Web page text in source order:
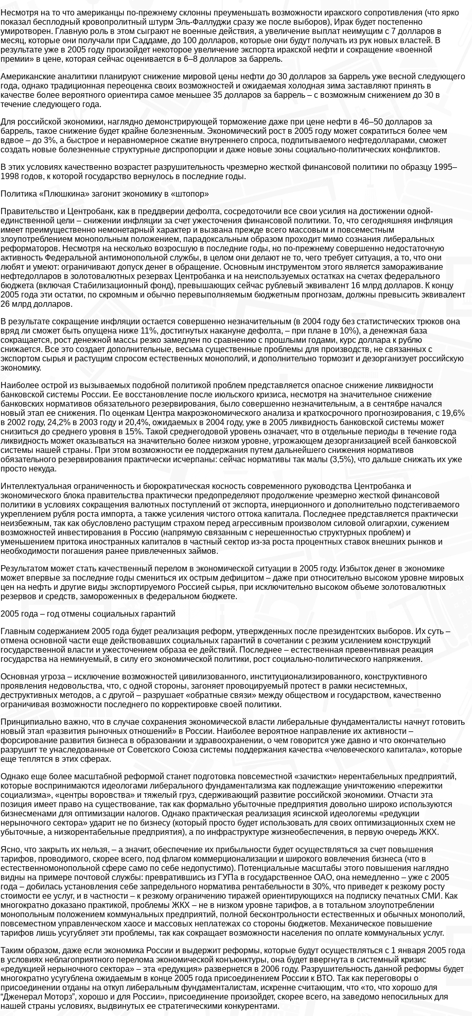
Несмотря на то что американцы по-прежнему склонны преуменьшать возможности иракского сопротивления (что ярко
показал бесплодный кровопролитный штурм Эль-Фаллуджи сразу же после выборов), Ирак будет постепенно
умиротворен. Главную роль в этом сыграют не военные действия, а увеличение выплат неимущим с 7 долларов в
месяц, которые они получали при Саддаме, до 100 долларов, которые они будут получать из рук новых властей. В
результате уже в 2005 году произойдет некоторое увеличение экспорта иракской нефти и сокращение «военной
премии» в цене, которая сейчас оценивается в 6–8 долларов за баррель.
Американские аналитики планируют снижение мировой цены нефти до 30 долларов за баррель уже весной следующего
года, однако традиционная переоценка своих возможностей и ожидаемая холодная зима заставляют принять в
качестве более вероятного ориентира самое меньшее 35 долларов за баррель – с возможным снижением до 30 в
течение следующего года.
Для российской экономики, наглядно демонстрирующей торможение даже при цене нефти в 46–50 долларов за
баррель, такое снижение будет крайне болезненным. Экономический рост в 2005 году может сократиться более чем
вдвое – до 3%, а быстрое и неравномерное сжатие внутреннего спроса, подпитываемого нефтедолларами, сможет
создать новые болезненные структурные диспропорции и даже новые зоны социально-политических конфликтов.
В этих условиях качественно возрастет разрушительность чрезмерно жесткой финансовой политики по образцу 1995–
1998 годов, к которой государство вернулось в последние годы.
Политика «Плюшкина» загонит экономику в «штопор»
Правительство и Центробанк, как в преддверии дефолта, сосредоточили все свои усилия на достижении одной-
единственной цели – снижении инфляции за счет ужесточения финансовой политики. То, что сегодняшняя инфляция
имеет преимущественно немонетарный характер и вызвана прежде всего массовым и повсеместным
злоупотреблением монопольным положением, парадоксальным образом проходит мимо сознания либеральных
реформаторов. Несмотря на несколько возросшую в последние годы, но по-прежнему совершенно недостаточную
активность Федеральной антимонопольной службы, в целом они делают не то, чего требует ситуация, а то, что они
любят и умеют: ограничивают допуск денег в обращение. Основным инструментом этого является замораживание
нефтедолларов в золотовалютных резервах Центробанка и на неиспользуемых остатках на счетах федерального
бюджета (включая Стабилизационный фонд), превышающих сейчас рублевый эквивалент 16 млрд долларов. К концу
2005 года эти остатки, по скромным и обычно перевыполняемым бюджетным прогнозам, должны превысить эквивалент
26 млрд долларов.
В результате сокращение инфляции остается совершенно незначительным (в 2004 году без статистических трюков она
вряд ли сможет быть опущена ниже 11%, достигнутых накануне дефолта, – при плане в 10%), а денежная база
сокращается, рост денежной массы резко замедлен по сравнению с прошлыми годами, курс доллара к рублю
снижается. Все это создает дополнительные, весьма существенные проблемы для производств, не связанных с
экспортом сырья и растущим спросом естественных монополий, и дополнительно тормозит и дезорганизует российскую
экономику.
Наиболее острой из вызываемых подобной политикой проблем представляется опасное снижение ликвидности
банковской системы России. Ее восстановление после июльского кризиса, несмотря на значительное снижение
банковских нормативов обязательного резервирования, было совершенно незначительным, а в сентябре начался
новый этап ее снижения. По оценкам Центра макроэкономического анализа и краткосрочного прогнозирования, с 19,6%
в 2002 году, 24,2% в 2003 году и 20,4%, ожидаемых в 2004 году, уже в 2005 ликвидность банковской системы может
снизиться до среднего уровня в 15%. Такой среднегодовой уровень означает, что в отдельные периоды в течение года
ликвидность может оказываться на значительно более низком уровне, угрожающем дезорганизацией всей банковской
системы нашей страны. При этом возможности ее поддержания путем дальнейшего снижения нормативов
обязательного резервирования практически исчерпаны: сейчас нормативы так малы (3,5%), что дальше снижать их уже
просто некуда.
Интеллектуальная ограниченность и бюрократическая косность современного руководства Центробанка и
экономического блока правительства практически предопределяют продолжение чрезмерно жесткой финансовой
политики в условиях сокращения валютных поступлений от экспорта, инерционного и дополнительно подстегиваемого
укреплением рубля роста импорта, а также усиления чистого оттока капитала. Последнее представляется практически
неизбежным, так как обусловлено растущим страхом перед агрессивным произволом силовой олигархии, сужением
возможностей инвестирования в Россию (напрямую связанным с нерешенностью структурных проблем) и
уменьшением притока иностранных капиталов в частный сектор из-за роста процентных ставок внешних рынков и
необходимости погашения ранее привлеченных займов.
Результатом может стать качественный перелом в экономической ситуации в 2005 году. Избыток денег в экономике
может впервые за последние годы смениться их острым дефицитом – даже при относительно высоком уровне мировых
цен на нефть и другие виды экспортируемого Россией сырья, при исключительно высоком объеме золотовалютных
резервов и средств, замороженных в федеральном бюджете.
2005 года – год отмены социальных гарантий
Главным содержанием 2005 года будет реализация реформ, утвержденных после президентских выборов. Их суть –
отмена основной части еще действовавших социальных гарантий в сочетании с резким усилением конструкций
государственной власти и ужесточением образа ее действий. Последнее – естественная превентивная реакция
государства на неминуемый, в силу его экономической политики, рост социально-политического напряжения.
Основная угроза – исключение возможностей цивилизованного, институционализированного, конструктивного
проявления недовольства, что, с одной стороны, загоняет провоцируемый протест в рамки несистемных,
деструктивных методов, а с другой – разрушает «обратные связи» между обществом и государством, качественно
ограничивая возможности последнего по корректировке своей политики.
Принципиально важно, что в случае сохранения экономической власти либеральные фундаменталисты начнут готовить
новый этап «развития рыночных отношений» в России. Наиболее вероятное направление их активности –
форсирование развития бизнеса в образовании и здравоохранении, о чем говорится уже давно и что окончательно
разрушит те унаследованные от Советского Союза системы поддержания качества «человеческого капитала», которые
еще теплятся в этих сферах.
Однако еще более масштабной реформой станет подготовка повсеместной «зачистки» нерентабельных предприятий,
которые воспринимаются идеологами либерального фундаментализма как подлежащие уничтожению «пережитки
социализма», «центры воровства» и тяжелый груз, сдерживающий развитие российской экономики. Отчасти эта
позиция имеет право на существование, так как формально убыточные предприятия довольно широко используются
бизнесменами для оптимизации налогов. Однако практическая реализация ясинской идеологемы «редукции
нерыночного сектора» ударит не по бизнесу (который просто будет использовать для своих оптимизационных схем не
убыточные, а низкорентабельные предприятия), а по инфраструктуре жизнеобеспечения, в первую очередь ЖКХ.
Ясно, что закрыть их нельзя, – а значит, обеспечение их прибыльности будет осуществляться за счет повышения
тарифов, проводимого, скорее всего, под флагом коммерционализации и широкого вовлечения бизнеса (что в
естественномонопольной сфере само по себе недопустимо). Потенциальные масштабы этого повышения наглядно
видны на примере почтовой службы: превратившись из ГУПа в государственное ОАО, она немедленно – уже с 2005
года – добилась установления себе запредельного норматива рентабельности в 30%, что приведет к резкому росту
стоимости ее услуг, и в частности – к резкому ограничению тиражей ориентирующихся на подписку печатных СМИ. Как
многократно доказано практикой, проблемы ЖКХ – не в низком уровне тарифов, а в тотальном злоупотреблении
монопольным положением коммунальных предприятий, полной бесконтрольности естественных и обычных монополий,
повсеместном управленческом хаосе и массовых неплатежах со стороны бюджетов. Механическое повышение
тарифов лишь усугубляет эти проблемы, так как сокращает возможности населения по оплате коммунальных услуг.
Таким образом, даже если экономика России и выдержит реформы, которые будут осуществляться с 1 января 2005 года
в условиях неблагоприятного перелома экономической конъюнктуры, она будет ввергнута в системный кризис
«редукцией нерыночного сектора» – эта «редукция» развернется в 2006 году. Разрушительность данной реформы будет
многократно усугублена ожидаемым в конце 2005 года присоединением России к ВТО. Так как переговоры о
присоединении отданы на откуп либеральным фундаменталистам, искренне считающим, что «то, что хорошо для
“Дженерал Моторз”, хорошо и для России», присоединение произойдет, скорее всего, на заведомо непосильных для
нашей страны условиях, выдвинутых ее стратегическими конкурентами.